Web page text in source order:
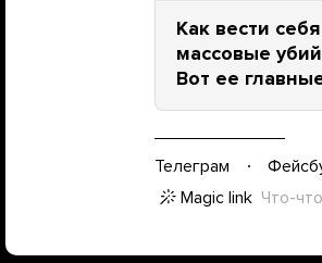
Как вести
массовые
Вот ее
Телеграм
Magic link Что-